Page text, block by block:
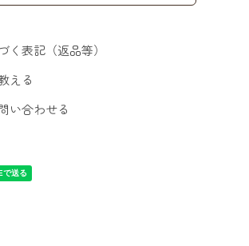
く表記（返品等）
える
い合わせる